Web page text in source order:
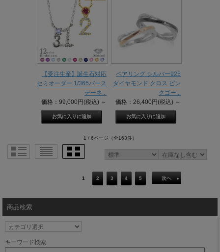
【受注生産】誕生石対応
セミオーダー 1/365バース
デーネ...
価格：99,000円(税込) ～
ペアリング シルバー925
ダイヤモンド クロス ピン
クゴー...
価格：26,400円(税込) ～
1 / 6ページ （全163件）
1 2 3 4 5 次へ
商品検索
キーワード検索